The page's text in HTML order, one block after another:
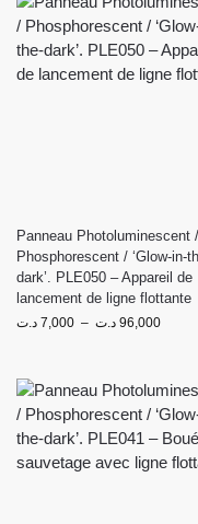
Panneau Photoluminescent /
Phosphorescent / ‘Glow-in-
dark’. PLE050 – Appareil de
lancement de ligne flottante
7,000 د.ت – 96,000 د.ت